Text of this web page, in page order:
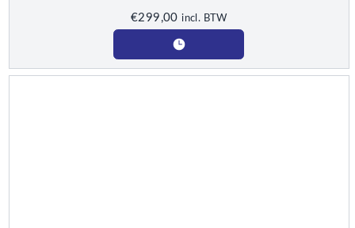
€299,00 incl. BTW